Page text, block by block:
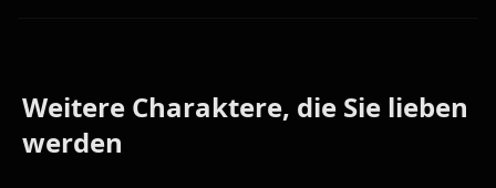
Weitere Charaktere, die Sie lieben
werden
Grimmjow